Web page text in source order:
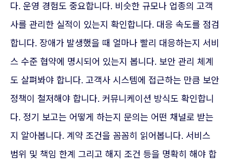
다. 운영 경험도 중요합니다. 비슷한 규모나 업종의 고객
사를 관리한 실적이 있는지 확인합니다. 대응 속도를 점검
합니다. 장애가 발생했을 때 얼마나 빨리 대응하는지 서비
스 수준 협약에 명시되어 있는지 봅니다. 보안 관리 체계
도 살펴봐야 합니다. 고객사 시스템에 접근하는 만큼 보안
정책이 철저해야 합니다. 커뮤니케이션 방식도 확인합니
다. 정기 보고는 어떻게 하는지 문의는 어떤 채널로 받는
지 알아봅니다. 계약 조건을 꼼꼼히 읽어봅니다. 서비스
범위 및 책임 한계 그리고 해지 조건 등을 명확히 해야 합